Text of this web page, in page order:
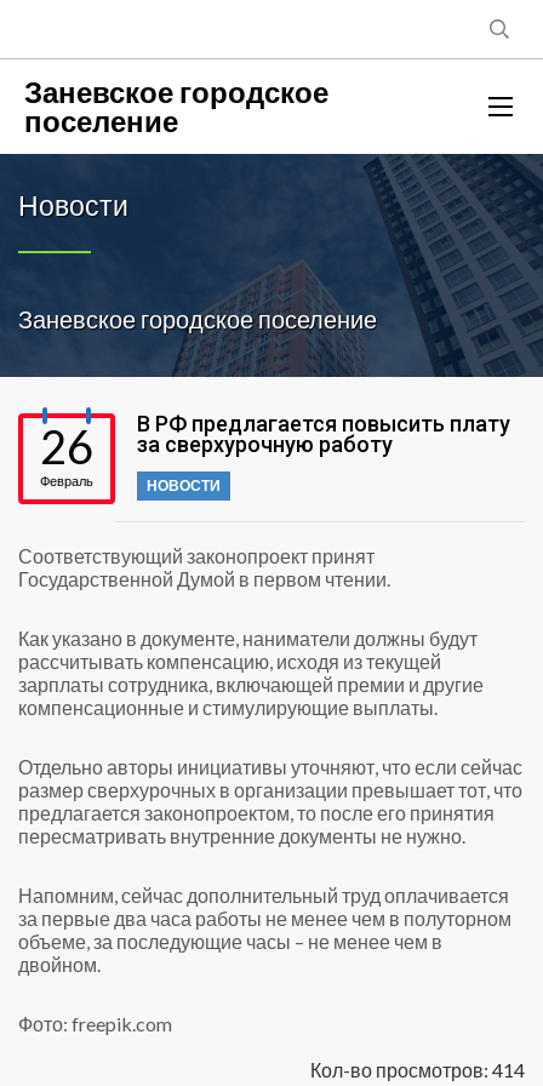
Заневское городское
поселение
Новости
Заневское городское поселение
26
Февраль
В РФ предлагается повысить плату
за сверхурочную работу
НОВОСТИ
Соответствующий законопроект принят
Государственной Думой в первом чтении.
Как указано в документе, наниматели должны будут
рассчитывать компенсацию, исходя из текущей
зарплаты сотрудника, включающей премии и другие
компенсационные и стимулирующие выплаты.
Отдельно авторы инициативы уточняют, что если сейчас
размер сверхурочных в организации превышает тот, что
предлагается законопроектом, то после его принятия
пересматривать внутренние документы не нужно.
Напомним, сейчас дополнительный труд оплачивается
за первые два часа работы не менее чем в полуторном
объеме, за последующие часы – не менее чем в
двойном.
Фото: freepik.com
Кол-во просмотров: 414